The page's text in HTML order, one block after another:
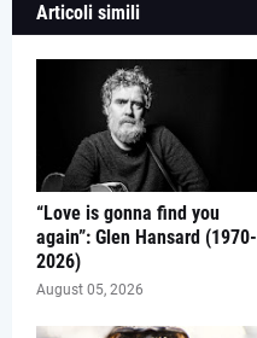
Articoli simili
“Love is gonna find you
again”: Glen Hansard (1970-
2026)
August 05, 2026